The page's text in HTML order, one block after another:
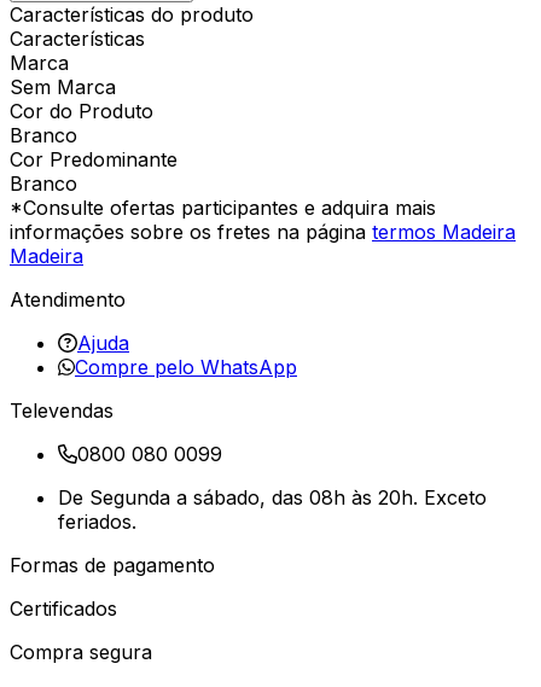
Características do produto
Características
Marca
Sem Marca
Cor do Produto
Branco
Cor Predominante
Branco
*Consulte ofertas participantes e adquira mais
informações sobre os fretes na página termos Madeira
Madeira
Atendimento
Ajuda
Compre pelo WhatsApp
Televendas
0800 080 0099
De Segunda a sábado, das 08h às 20h. Exceto
feriados.
Formas de pagamento
Certificados
Compra segura